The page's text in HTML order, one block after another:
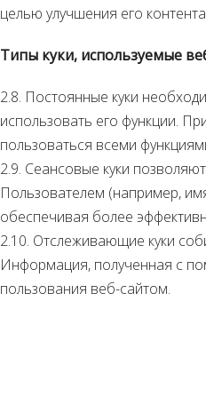
целью улучшения его
Типы куки, используемые
2.8. Постоянные куки
использовать его функции.
пользоваться всеми
2.9. Сеансовые куки
Пользователем (например,
обеспечивая более
2.10. Отслеживающие куки
Информация, полученная с
пользования веб-сайтом.